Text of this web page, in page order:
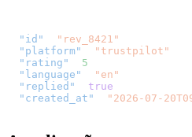
"id"
"rev_8421"
"platform"
"trustpilot"
"rating"
5
"language"
"en"
"replied"
true
"created_at"
"2026-07-